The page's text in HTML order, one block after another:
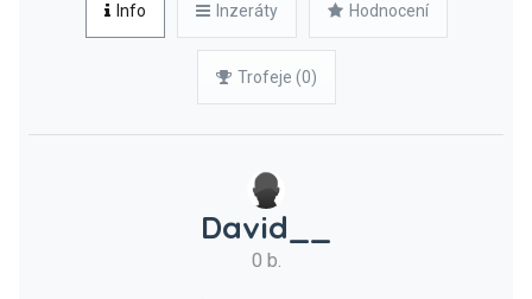
Info Inzeráty Hodnocení
Trofeje (0)
David__
0 b.